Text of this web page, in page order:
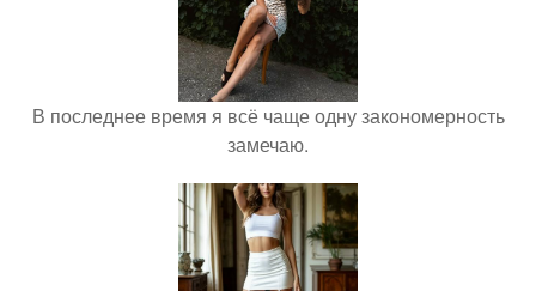
В последнее время я всё чаще одну закономерность
замечаю.